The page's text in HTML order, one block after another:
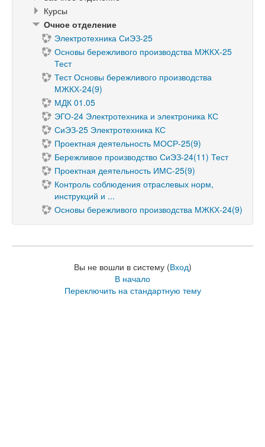
Курсы
Очное отделение
Электротехника СиЭЗ-25
Основы бережливого производства МЖКХ-25
Тест
Тест Основы бережливого производства
МЖКХ-24(9)
МДК 01.05
ЭГО-24 Электротехника и электроника КС
СиЭЗ-25 Электротехника КС
Проектная деятельность МОСР-25(9)
Бережливое производство СиЭЗ-24(11) Тест
Проектная деятельность ИМС-25(9)
Контроль соблюдения отраслевых норм,
инструкций и ...
Основы бережливого производства МЖКХ-24(9)
Вы не вошли в систему (Вход)
В начало
Переключить на стандартную тему